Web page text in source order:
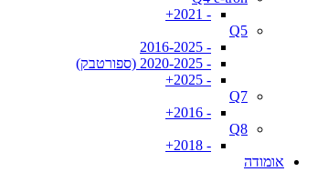
- 2021+
Q5
- 2016-2025
- 2020-2025 (ספורטבק)
- 2025+
Q7
- 2016+
Q8
- 2018+
אומודה